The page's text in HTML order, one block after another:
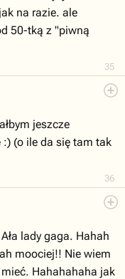
35
na razie. ale
50-tką z "piwną
36
jeszcze
(o ile da się tam tak
lady gaga. Hahah
moociej!! Nie wiem
Hahahahaha jak